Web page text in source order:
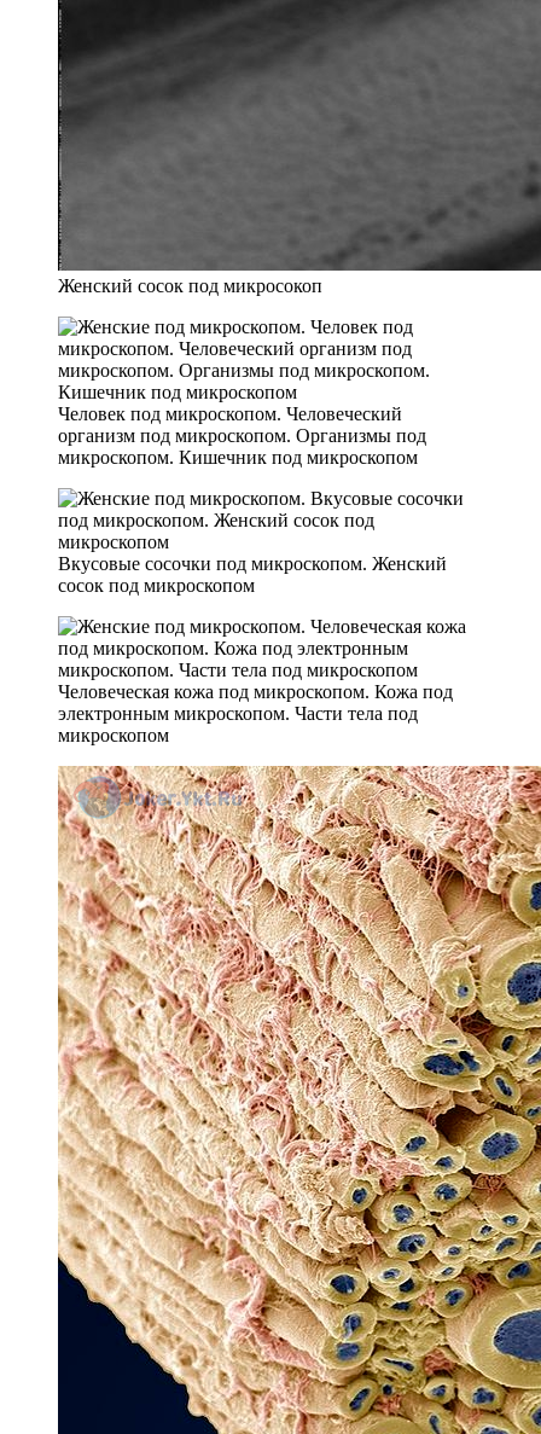
Женский сосок под микросокоп
Человек под микроскопом. Человеческий
организм под микроскопом. Организмы под
микроскопом. Кишечник под микроскопом
Вкусовые сосочки под микроскопом. Женский
сосок под микроскопом
Человеческая кожа под микроскопом. Кожа под
электронным микроскопом. Части тела под
микроскопом